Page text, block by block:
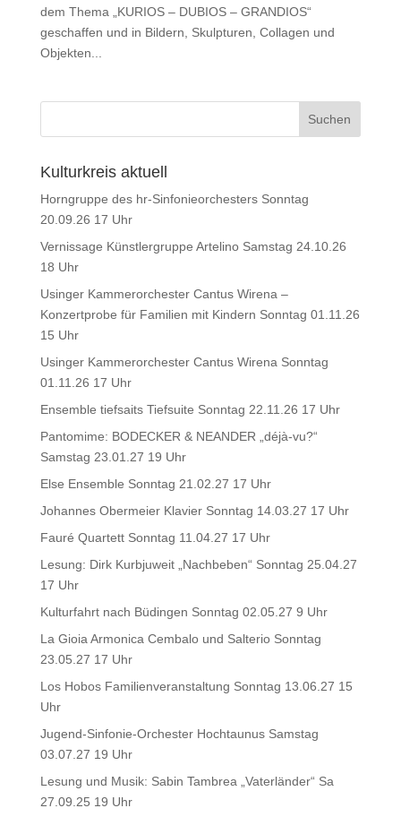
dem Thema „KURIOS – DUBIOS – GRANDIOS“
geschaffen und in Bildern, Skulpturen, Collagen und
Objekten...
Kulturkreis aktuell
Horngruppe des hr-Sinfonieorchesters Sonntag
20.09.26 17 Uhr
Vernissage Künstlergruppe Artelino Samstag 24.10.26
18 Uhr
Usinger Kammerorchester Cantus Wirena –
Konzertprobe für Familien mit Kindern Sonntag 01.11.26
15 Uhr
Usinger Kammerorchester Cantus Wirena Sonntag
01.11.26 17 Uhr
Ensemble tiefsaits Tiefsuite Sonntag 22.11.26 17 Uhr
Pantomime: BODECKER & NEANDER „déjà-vu?“
Samstag 23.01.27 19 Uhr
Else Ensemble Sonntag 21.02.27 17 Uhr
Johannes Obermeier Klavier Sonntag 14.03.27 17 Uhr
Fauré Quartett Sonntag 11.04.27 17 Uhr
Lesung: Dirk Kurbjuweit „Nachbeben“ Sonntag 25.04.27
17 Uhr
Kulturfahrt nach Büdingen Sonntag 02.05.27 9 Uhr
La Gioia Armonica Cembalo und Salterio Sonntag
23.05.27 17 Uhr
Los Hobos Familienveranstaltung Sonntag 13.06.27 15
Uhr
Jugend-Sinfonie-Orchester Hochtaunus Samstag
03.07.27 19 Uhr
Lesung und Musik: Sabin Tambrea „Vaterländer“ Sa
27.09.25 19 Uhr